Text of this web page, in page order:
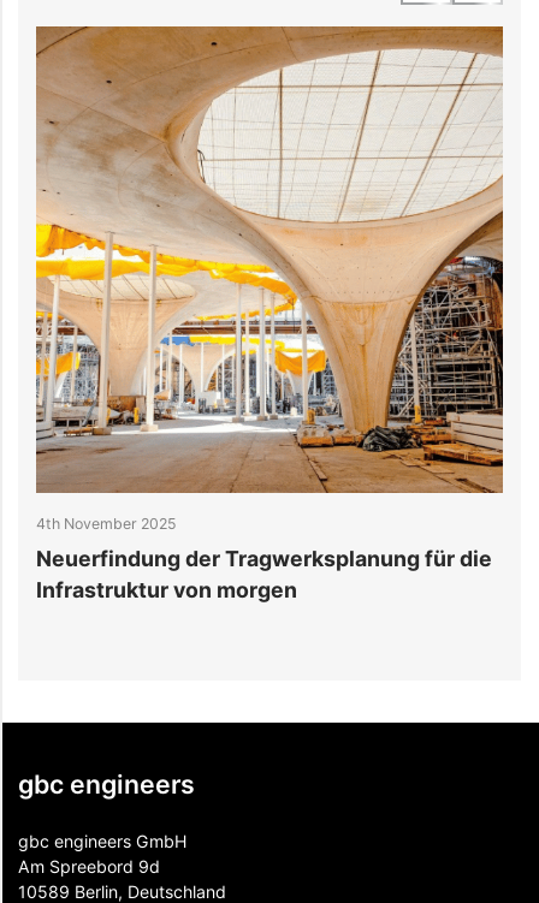
4th November 2025
Neuerfindung der Tragwerksplanung für die
Infrastruktur von morgen
gbc engineers
gbc engineers GmbH
Am Spreebord 9d
10589 Berlin, Deutschland